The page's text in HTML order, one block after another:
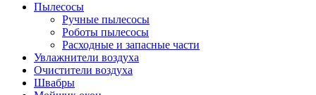
Пылесосы
Ручные пылесосы
Роботы пылесосы
Расходные и запасные части
Увлажнители воздуха
Очистители воздуха
Швабры